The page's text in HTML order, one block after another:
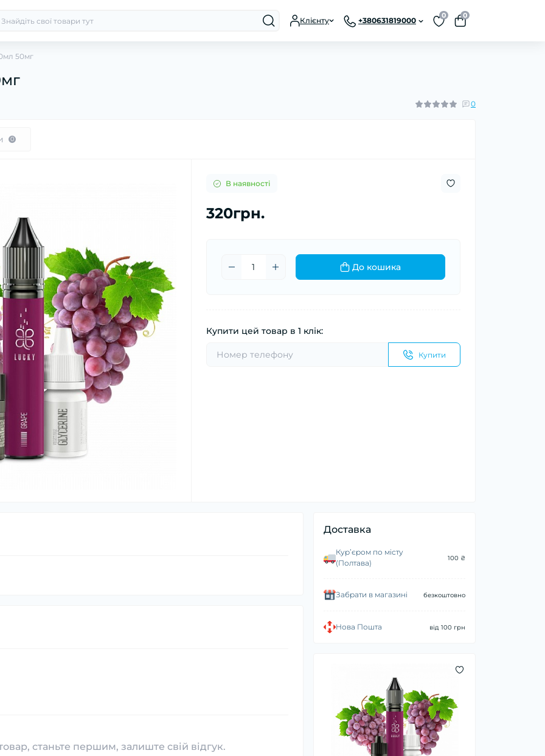
Клієнту +380631819000
0 0
50мг
0
0
В наявності
320грн.
До кошика
Купити цей товар в 1 клік:
Купити
Доставка
Курʼєром по місту
(Полтава)
100 ₴
Забрати в магазині безкоштовно
Нова Пошта від 100 грн
станьте першим, залиште свій відгук.